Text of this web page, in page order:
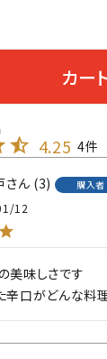
カー
4.25 4
3 購入者
12
美味しさです
辛口がどんな料